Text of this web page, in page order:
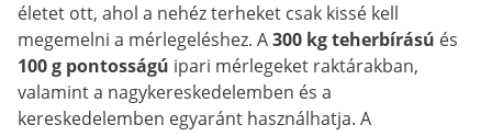
életet ott, ahol a nehéz terheket csak kissé kell
megemelni a mérlegeléshez. A300 kg teherbírású és
100 g pontosságú ipari mérlegeket raktárakban,
valamint a nagykereskedelemben és a
kereskedelemben egyaránt használhatja. A